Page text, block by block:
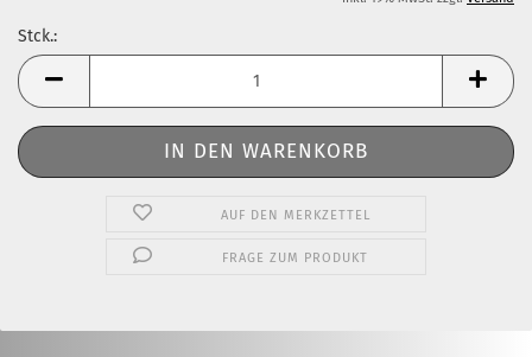
Stck.:
Stck.
AUF DEN MERKZETTEL
FRAGE ZUM PRODUKT